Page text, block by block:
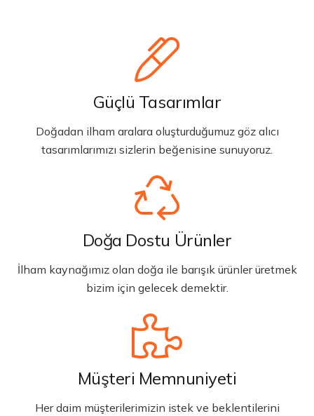
Güçlü Tasarımlar
Doğadan ilham aralara oluşturduğumuz göz alıcı
tasarımlarımızı sizlerin beğenisine sunuyoruz.
Doğa Dostu Ürünler
İlham kaynağımız olan doğa ile barışık ürünler üretmek
bizim için gelecek demektir.
Müşteri Memnuniyeti
Her daim müşterilerimizin istek ve beklentilerini